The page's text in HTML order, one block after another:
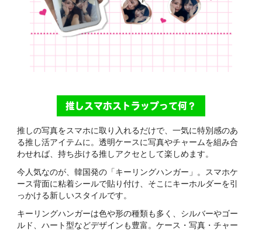
推しスマホストラップって何？
推しの写真をスマホに取り入れるだけで、一気に特別感のあ
る推し活アイテムに。透明ケースに写真やチャームを組み合
わせれば、持ち歩ける推しアクセとして楽しめます。
今人気なのが、韓国発の「キーリングハンガー」。スマホケ
ース背面に粘着シールで貼り付け、そこにキーホルダーを引
っかける新しいスタイルです。
キーリングハンガーは色や形の種類も多く、シルバーやゴー
ルド、ハート型などデザインも豊富。ケース・写真・チャー